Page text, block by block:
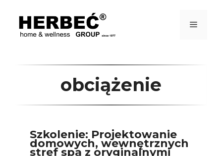
Menu
obciążenie
Szkolenie: Projektowanie
domowych, wewnętrznych
stref spa z oryginalnymi